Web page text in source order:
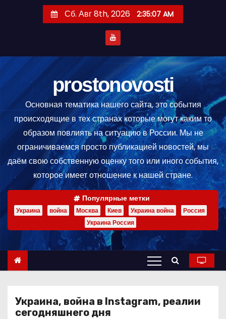
е
р
ж
м
Сб. Авг 8th, 2026 2:35:08 AM
prostonovosti
Основная тематика нашего сайта, это события
происходящие в тех странах которые могут каким то
образом повлиять на ситуацию в России. Мы не
ограничиваемся просто публикацией новостей, мы
даём свою собственную оценку того или иного события,
которое имеет отношение к нашей стране.
Популярные метки
Украина война Москва Киев Украина война
Россия
Украина Россия
Украина, война в Instagram, реалии
сегодняшнего дня